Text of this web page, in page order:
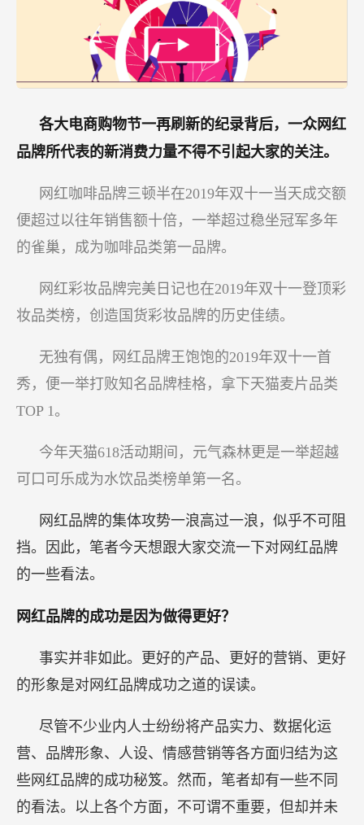
各大电商购物节一再刷新的纪录背后，一众网红
品牌所代表的新消费力量不得不引起大家的关注。
网红咖啡品牌三顿半在2019年双十一当天成交额
便超过以往年销售额十倍，一举超过稳坐冠军多年
的雀巢，成为咖啡品类第一品牌。
网红彩妆品牌完美日记也在2019年双十一登顶彩
妆品类榜，创造国货彩妆品牌的历史佳绩。
无独有偶，网红品牌王饱饱的2019年双十一首
秀，便一举打败知名品牌桂格，拿下天猫麦片品类
TOP 1。
今年天猫618活动期间，元气森林更是一举超越
可口可乐成为水饮品类榜单第一名。
网红品牌的集体攻势一浪高过一浪，似乎不可阻
挡。因此，笔者今天想跟大家交流一下对网红品牌
的一些看法。
网红品牌的成功是因为做得更好？
事实并非如此。更好的产品、更好的营销、更好
的形象是对网红品牌成功之道的误读。
尽管不少业内人士纷纷将产品实力、数据化运
营、品牌形象、人设、情感营销等各方面归结为这
些网红品牌的成功秘笈。然而，笔者却有一些不同
的看法。以上各个方面，不可谓不重要，但却并未